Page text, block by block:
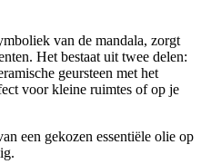
van de mandala, zorgt
Het bestaat uit twee delen:
geursteen met het
voor kleine ruimtes of op je
een gekozen essentiële olie op